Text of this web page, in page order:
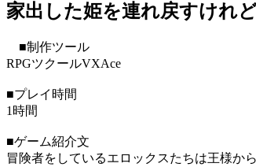
家出した姫を連れ戻すけれ
■制作ツール
RPGツクールVXAce
■プレイ時間
1時間
■ゲーム紹介文
冒険者をしているエロックスたちは王様か